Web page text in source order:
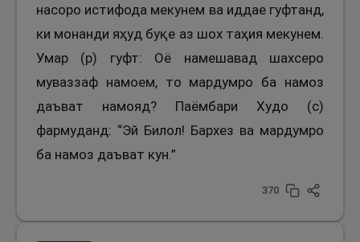
насоро истифода мекунем ва иддае гуфтанд,
ки монанди яҳуд буқе аз шох таҳия мекунем.
Умар (р) гуфт: Оё намешавад шахсеро
муваззаф намоем, то мардумро ба намоз
даъват намояд? Паёмбари Худо (с)
фармуданд: “Эй Билол! Бархез ва мардумро
ба намоз даъват кун.”
370